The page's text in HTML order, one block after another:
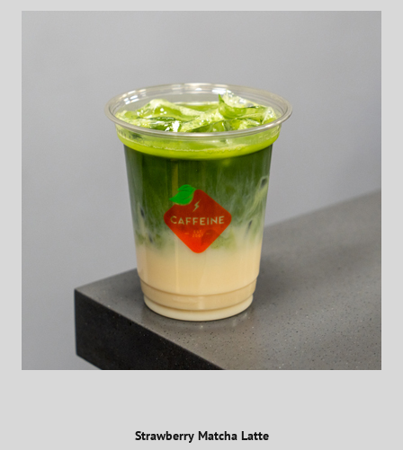
Strawberry Matcha Latte